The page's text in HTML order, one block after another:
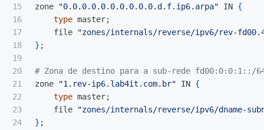
15
16
17
18
19
20
21
22
23
24
zone
"0.0.0.0.0.0.0.0.0.0.d.f.ip6.arpa" IN {
type master;
    file
"zones/internals/reverse/ipv6/rev-
} ;
# Zona de destino para a sub-rede fd00:0:0:1::/
zone
"1.rev-ip6.lab4it.com.br" IN {
type master;
    file
"zones/internals/reverse/ipv6/dname-
} ;